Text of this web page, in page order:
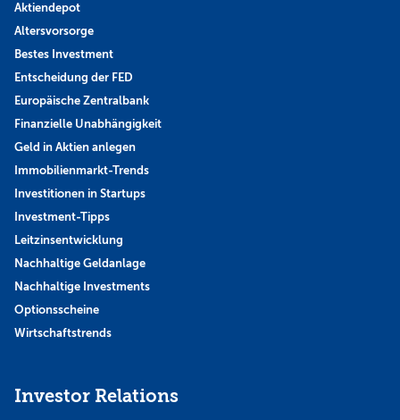
Aktiendepot
Altersvorsorge
Bestes Investment
Entscheidung der FED
Europäische Zentralbank
Finanzielle Unabhängigkeit
Geld in Aktien anlegen
Immobilienmarkt-Trends
Investitionen in Startups
Investment-Tipps
Leitzinsentwicklung
Nachhaltige Geldanlage
Nachhaltige Investments
Optionsscheine
Wirtschaftstrends
Investor Relations